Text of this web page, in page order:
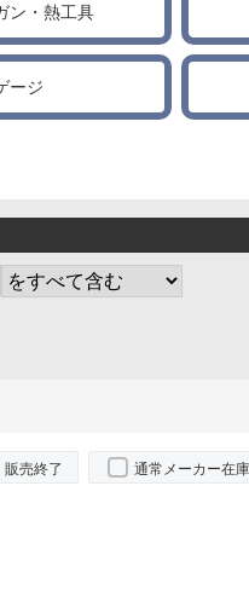
ン・熱工具
ージ
販売終了 通常メーカー在